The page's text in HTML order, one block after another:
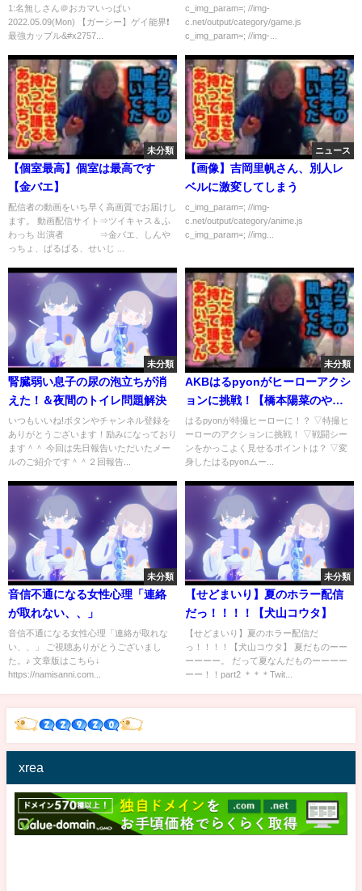
き】
1:名無しさん＠おカマいっぱい
2022.05.09(Mon) 【ガーシー】ゲイ能界❗️
最強カップル&#x2757...
c_img_param=; //img-
c.net/output/category/game.js
c_img_param=; //img-...
未分類
【個室最高】個室は最高です
【金バエ】
配信者の動画をいち早く高画質でお届けし
ます。 動画配信サイト⇒ツイキャス＆ふ
わっち 出演者 ⇒金バエ、しんや
っちょ、ぱるぱる、せいじ ...
ニュース
【画像】吉岡里帆さん、別人レ
ベルに激変してしまう
c_img_param=; //img-
c.net/output/category/anime.js
c_img_param=; //img...
未分類
腎臓弱い息子の尿の泡立ちが消
えた！＆夜間のトイレ問題解決
いつもいいね!ボタンやチャンネル登録を
ありがとうございます！励みになっており
ます＾＾ 今回は先日報告いただいたメー
ルのご紹介です＾＾２回報告...
未分類
AKBはるpyonがヒーローアクシ
ョンに挑戦！【橋本陽菜のやっ
てみっちゃ】
はるpyonが特撮ヒーローに！？ ▽特撮ヒ
ーローのアクションに挑戦！ ▽戦闘シー
ンをかっこよく見せるポイントは？ ▽変
身したはるpyonムー...
未分類
音信不通になる女性心理「連絡
が取れない、、」
音信不通になる女性心理「連絡が取れな
い、、」 ご視聴ありがとうございまし
た。♪ 文章版はこちら↓
https://namisanni.com...
未分類
【せどまいり】夏のホラー配信
だっ！！！！【犬山コウタ】
【せどまいり】夏のホラー配信だ
っ！！！！【犬山コウタ】 夏だものーー
ーーーー。 だって夏なんだものーーーー
ーー！！part2 ＊＊＊Twit...
xrea